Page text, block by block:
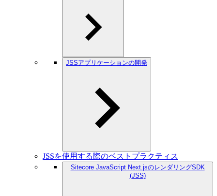
JSSアプリケーションの開発
JSSを使用する際のベストプラクティス
Sitecore JavaScript Next.jsのレンダリングSDK
(JSS)